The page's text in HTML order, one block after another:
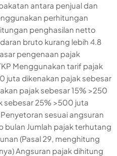
antara penjual dan
perhitungan
penghasilan netto
bruto kurang lebih 4.8
pengenaan pajak
Menggunakan tarif pajak
juta dikenakan pajak sebesar
pajak sebesar 15% >250
sebesar 25% >500 juta
sesuai angsuran
bulan Jumlah pajak terhutang
(Pasal 29, menghitung
Angsuran pajak dihitung